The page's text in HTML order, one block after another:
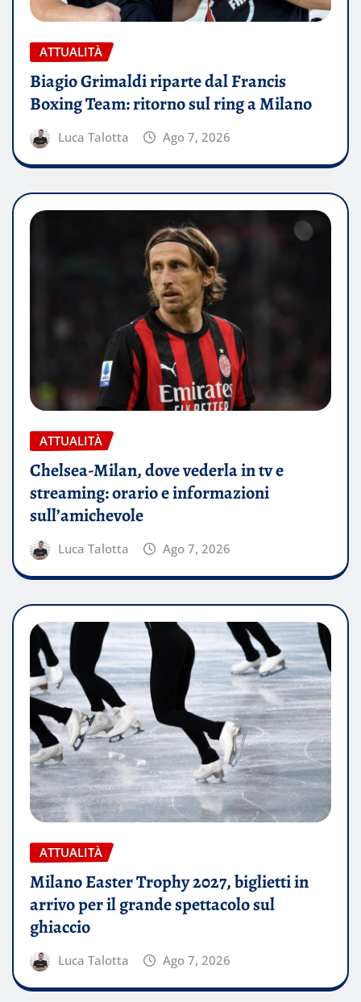
ATTUALITÀ
Biagio Grimaldi riparte dal Francis
Boxing Team: ritorno sul ring a Milano
Luca Talotta Ago 7, 2026
ATTUALITÀ
Chelsea-Milan, dove vederla in tv e
streaming: orario e informazioni
sull’amichevole
Luca Talotta Ago 7, 2026
ATTUALITÀ
Milano Easter Trophy 2027, biglietti in
arrivo per il grande spettacolo sul
ghiaccio
Luca Talotta Ago 7, 2026